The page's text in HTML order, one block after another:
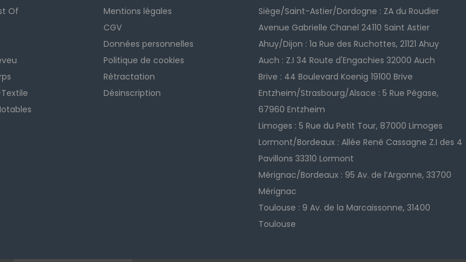
Of
Mentions légales
CGV
Données personnelles
Politique de cookies
Rétractation
Désinscription
Siège/Saint-Astier/Dordogne : ZA du Roudier
Avenue Gabrielle Chanel 24110 Saint Astier
Ahuy/Dijon : 1a Rue des Ruchottes, 21121 Ahuy
Auch : Z.I 34 Route d'Engachies 32000 Auch
Brive : 44 Boulevard Koenig 19100 Brive
Entzheim/Strasbourg/Alsace : 5 Rue Pégase,
67960 Entzheim
Limoges : 5 Rue du Petit Tour, 87000 Limoges
Lormont/Bordeaux : Allée René Cassagne Z.I des 4
Pavillons 33310 Lormont
Mérignac/Bordeaux : 95 Av. de l’Argonne, 33700
Mérignac
Toulouse : 9 Av. de la Marcaissonne, 31400
Toulouse